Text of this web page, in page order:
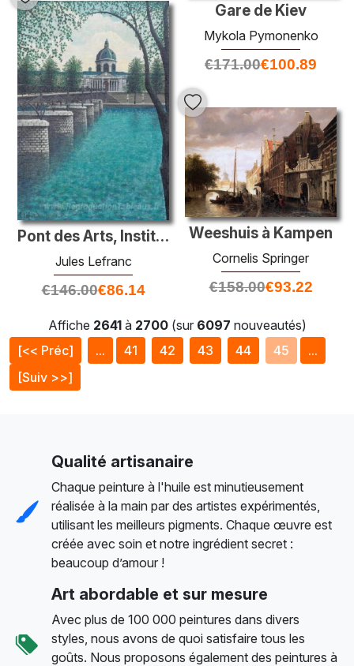
Gare de Kiev
Mykola Pymonenko
€171.00€100.89
Pont des Arts, Institut de France
Jules Lefranc
€146.00€86.14
Weeshuis à Kampen
Cornelis Springer
€158.00€93.22
Affiche 2641à 2700(sur 6097 nouveautés)
[<< Préc]
... 41 42 43 44 45
...
[Suiv >>]
Qualité artisanaire
Chaque peinture à l'huile est minutieusement
réalisée à la main par des artistes expérimentés,
utilisant les meilleurs pigments. Chaque œuvre est
créée avec soin et notre ingrédient secret :
beaucoup d’amour !
Art abordable et sur mesure
Avec plus de 100 000 peintures dans divers
styles, nous avons de quoi satisfaire tous les
goûts. Nous proposons également des peintures à